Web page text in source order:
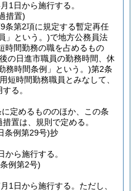
1日から施行する。
措置)
条第2項に規定する暫定再任
」という。)で地方公務員法
時間勤務の職を占めるもの
の日進市職員の勤務時間、休
務時間条例」という。)第2条
短時間勤務職員とみなして、
る。
定めるもののほか、この条
置は、規則で定める。
条例第29号)抄
ら施行する。
条例第2号)
1日から施行する。 ただし、